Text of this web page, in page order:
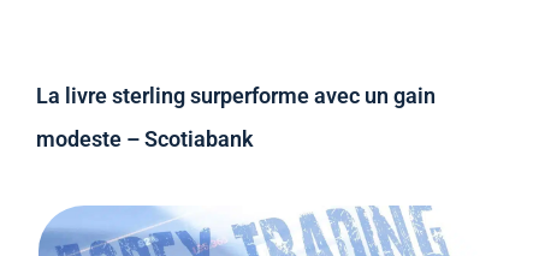
La livre sterling surperforme avec un gain
modeste – Scotiabank